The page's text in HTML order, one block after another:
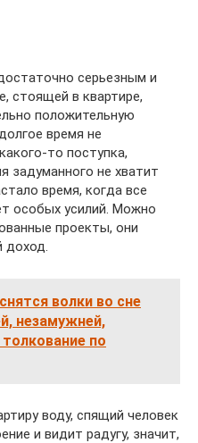
серьезным и
стоящей в квартире,
положительную
время не
то поступка,
задуманного не хватит
время, когда все
особых усилий. Можно
проекты, они
доход.
волки во сне
незамужней,
по
воду, спящий человек
и видит радугу, значит,